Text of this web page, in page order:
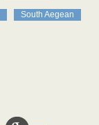
South Aegean